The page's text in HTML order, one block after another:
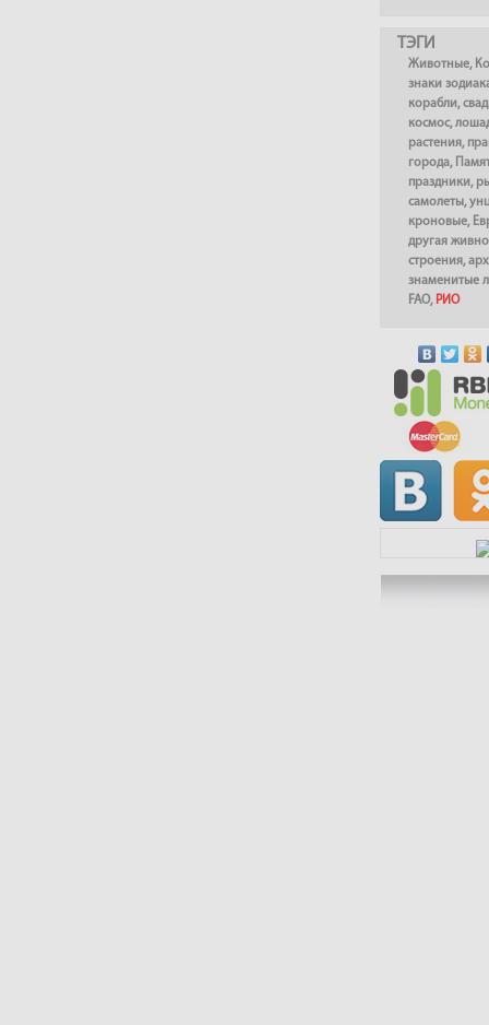
ТЭГИ
Животные,
знаки
корабли,
космос,
растения,
города,
праздники,
самолеты,
кроновые,
другая
строения,
знаменитые
FAO, РИО